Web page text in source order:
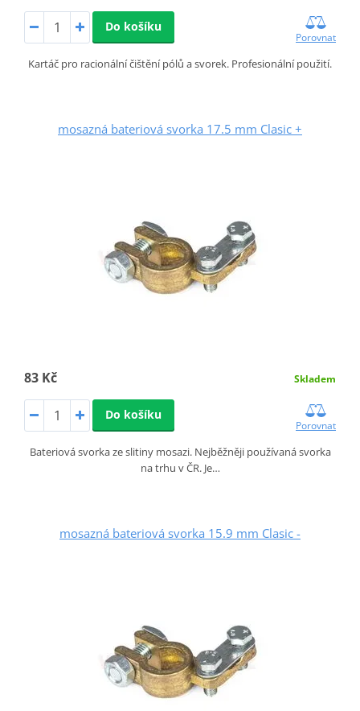
Do košíku
Porovnat
Kartáč pro racionální čištění pólů a svorek. Profesionální použití.
mosazná bateriová svorka 17.5 mm Clasic +
83 Kč Skladem
Do košíku
Porovnat
Bateriová svorka ze slitiny mosazi. Nejběžněji používaná svorka
na trhu v ČR. Je…
mosazná bateriová svorka 15.9 mm Clasic -